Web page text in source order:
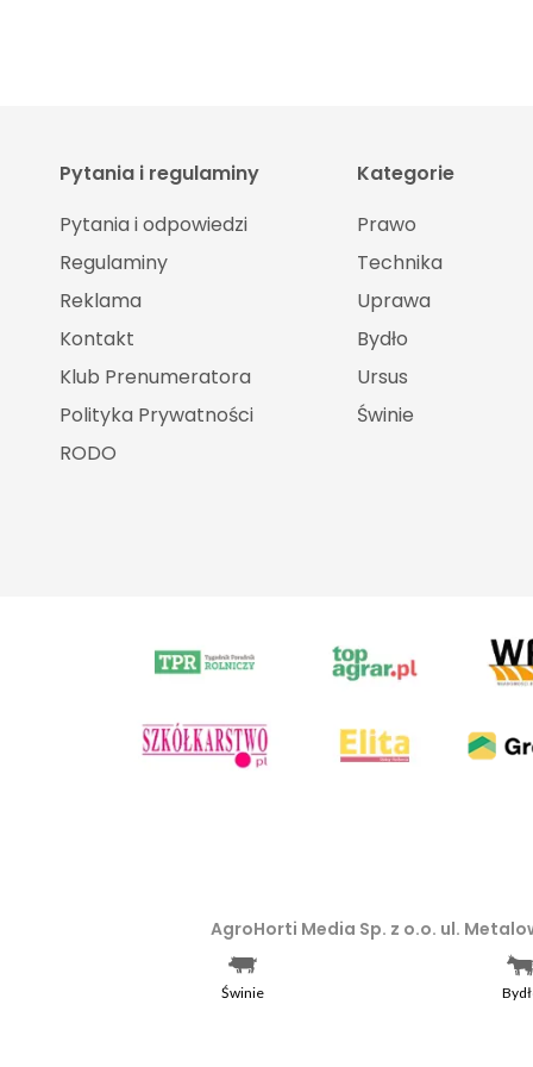
Pytania i regulaminy
Pytania i odpowiedzi
Regulaminy
Reklama
Kontakt
Klub Prenumeratora
Polityka Prywatności
RODO
Kategorie
Prawo
Technika
Uprawa
Bydło
Ursus
Świnie
AgroHorti Media Sp. z o.o. ul.
Wilda w Poznaniu, VIII Wydziale
Wszystkie prezentowane w
Świnie